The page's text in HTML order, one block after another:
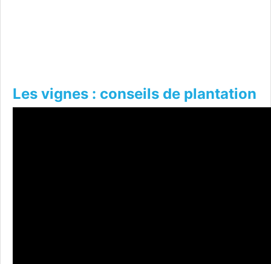
Les vignes : conseils de plantation